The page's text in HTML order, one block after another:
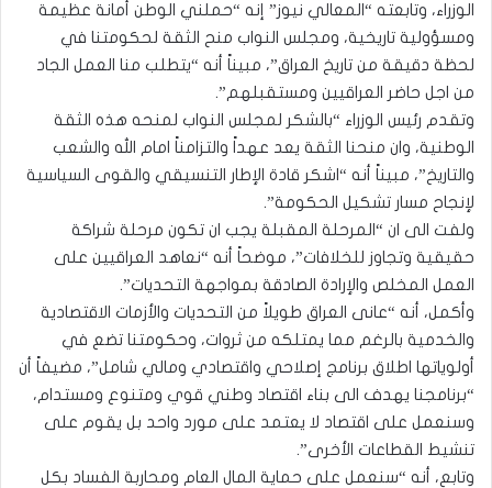
الوزراء، وتابعته “المعالي نيوز” إنه “حملني الوطن أمانة عظيمة
ومسؤولية تاريخية، ومجلس النواب منح الثقة لحكومتنا في
لحظة دقيقة من تاريخ العراق”، مبيناً أنه “يتطلب منا العمل الجاد
من اجل حاضر العراقيين ومستقبلهم”.
وتقدم رئيس الوزراء “بالشكر لمجلس النواب لمنحه هذه الثقة
الوطنية، وان منحنا الثقة يعد عهداً والتزامناً امام الله والشعب
والتاريخ”، مبيناً أنه “اشكر قادة الإطار التنسيقي والقوى السياسية
لإنجاح مسار تشكيل الحكومة”.
ولفت الى ان “المرحلة المقبلة يجب ان تكون مرحلة شراكة
حقيقية وتجاوز للخلافات”، موضحاً أنه “نعاهد العراقيين على
العمل المخلص والإرادة الصادقة بمواجهة التحديات”.
وأكمل، أنه “عانى العراق طويلاً من التحديات والأزمات الاقتصادية
والخدمية بالرغم مما يمتلكه من ثروات، وحكومتنا تضع في
أولوياتها اطلاق برنامج إصلاحي واقتصادي ومالي شامل”، مضيفاً أن
“برنامجنا يهدف الى بناء اقتصاد وطني قوي ومتنوع ومستدام،
وسنعمل على اقتصاد لا يعتمد على مورد واحد بل يقوم على
تنشيط القطاعات الأخرى”.
وتابع، أنه “سنعمل على حماية المال العام ومحاربة الفساد بكل